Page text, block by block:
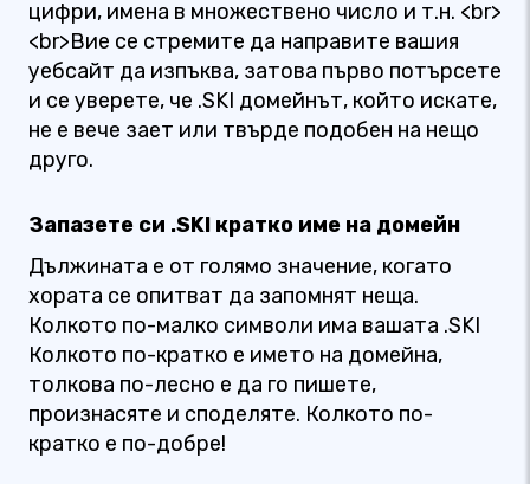
цифри, имена в множествено число и т.н. <br>
<br>Вие се стремите да направите вашия
уебсайт да изпъква, затова първо потърсете
и се уверете, че .SKI домейнът, който искате,
не е вече зает или твърде подобен на нещо
друго.
Запазете си .SKI кратко име на домейн
Дължината е от голямо значение, когато
хората се опитват да запомнят неща.
Колкото по-малко символи има вашата .SKI
Колкото по-кратко е името на домейна,
толкова по-лесно е да го пишете,
произнасяте и споделяте. Колкото по-
кратко е по-добре!